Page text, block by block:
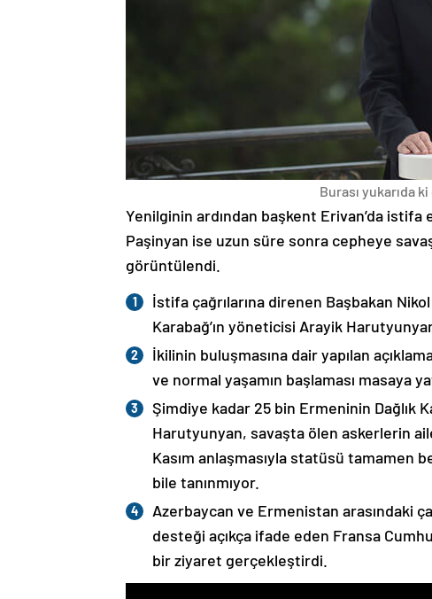
Burası yukarıda
Yenilginin ardından başkent Erivan’da
Paşinyan ise uzun süre sonra cepheye
görüntülendi.
İstifa çağrılarına direnen Başbakan
Karabağ’ın yöneticisi Arayik
İkilinin buluşmasına dair yapılan
ve normal yaşamın başlaması masaya
Şimdiye kadar 25 bin Ermeninin Dağlık
Harutyunyan, savaşta ölen askerlerin
Kasım anlaşmasıyla statüsü tamamen
bile tanınmıyor.
Azerbaycan ve Ermenistan arasındaki
desteği açıkça ifade eden Fransa
bir ziyaret gerçekleştirdi.